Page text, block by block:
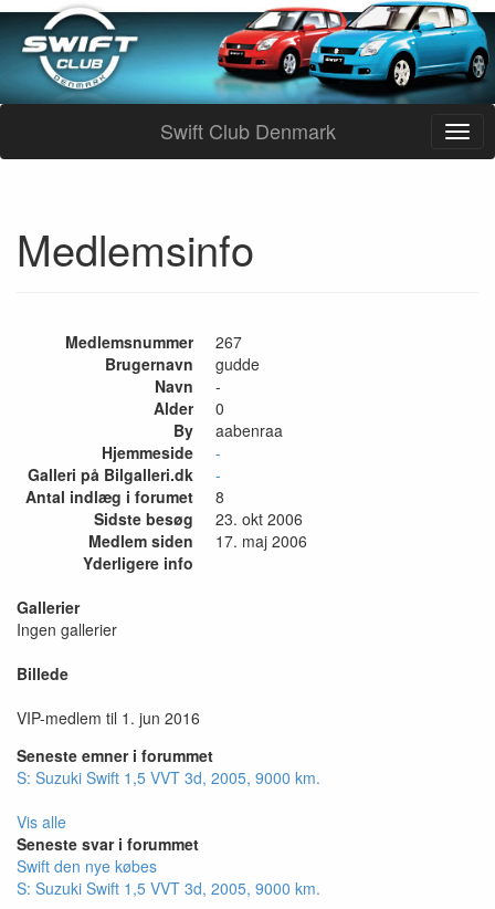
Swift Club Denmark
Medlemsinfo
Medlemsnummer
267
Brugernavn
gudde
Navn
-
Alder
0
By
aabenraa
Hjemmeside
-
Galleri på Bilgalleri.dk
-
Antal indlæg i forumet
8
Sidste besøg
23. okt 2006
Medlem siden
17. maj 2006
Yderligere info
Gallerier
Ingen gallerier
Billede
VIP-medlem til 1. jun 2016
Seneste emner i forummet
S: Suzuki Swift 1,5 VVT 3d, 2005, 9000 km.
Vis alle
Seneste svar i forummet
Swift den nye købes
S: Suzuki Swift 1,5 VVT 3d, 2005, 9000 km.